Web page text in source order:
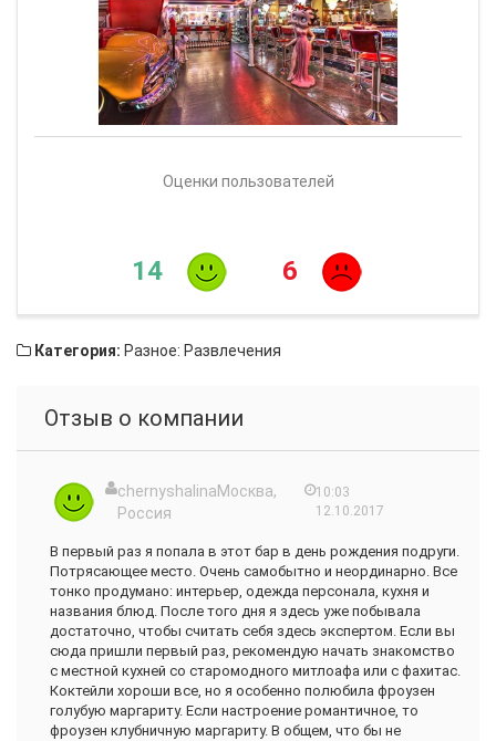
Оценки пользователей
14 6
Категория: Разное: Развлечения
Отзыв о компании
chernyshalinaМосква,
Россия
10:03
12.10.2017
В первый раз я попала в этот бар в день рождения подруги.
Потрясающее место. Очень самобытно и неординарно. Все
тонко продумано: интерьер, одежда персонала, кухня и
названия блюд. После того дня я здесь уже побывала
достаточно, чтобы считать себя здесь экспертом. Если вы
сюда пришли первый раз, рекомендую начать знакомство
с местной кухней со старомодного митлоафа или с фахитас.
Коктейли хороши все, но я особенно полюбила фроузен
голубую маргариту. Если настроение романтичное, то
фроузен клубничную маргариту. В общем, что бы не